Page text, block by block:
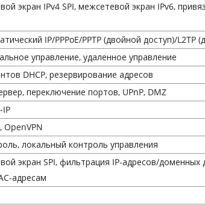
экран IPv4 SPI, межсетевой экран IPv6,
IP/PPPoE/PPTP (двойной доступ)/L2TP
управление, удаленное управление
DHCP, резервирование адресов
переключение портов, UPnP, DMZ
IP
OpenVPN
локальный контроль управления
экран SPI, фильтрация IP-адресов/доменных
адресам